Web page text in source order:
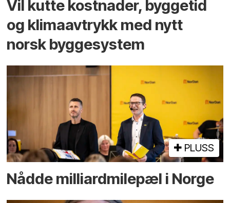
Vil kutte kostnader, byggetid
og klima­avtrykk med nytt
norsk bygge­system
PLUSS
Nådde milliard­­milepæl i Norge